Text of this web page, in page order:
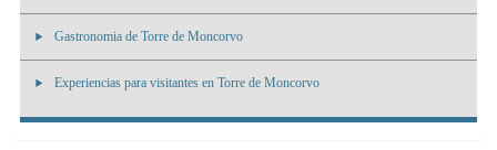
Gastronomia de Torre de Moncorvo
Experiencias para visitantes en Torre de Moncorvo